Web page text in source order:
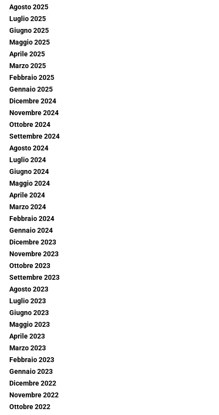
Agosto 2025
Luglio 2025
Giugno 2025
Maggio 2025
Aprile 2025
Marzo 2025
Febbraio 2025
Gennaio 2025
Dicembre 2024
Novembre 2024
Ottobre 2024
Settembre 2024
Agosto 2024
Luglio 2024
Giugno 2024
Maggio 2024
Aprile 2024
Marzo 2024
Febbraio 2024
Gennaio 2024
Dicembre 2023
Novembre 2023
Ottobre 2023
Settembre 2023
Agosto 2023
Luglio 2023
Giugno 2023
Maggio 2023
Aprile 2023
Marzo 2023
Febbraio 2023
Gennaio 2023
Dicembre 2022
Novembre 2022
Ottobre 2022